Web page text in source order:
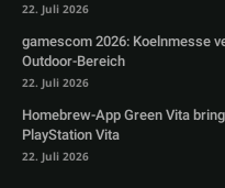
22. Juli 2026
gamescom 2026: Koelnmesse
Outdoor-Bereich
22. Juli 2026
Homebrew-App Green Vita
PlayStation Vita
22. Juli 2026